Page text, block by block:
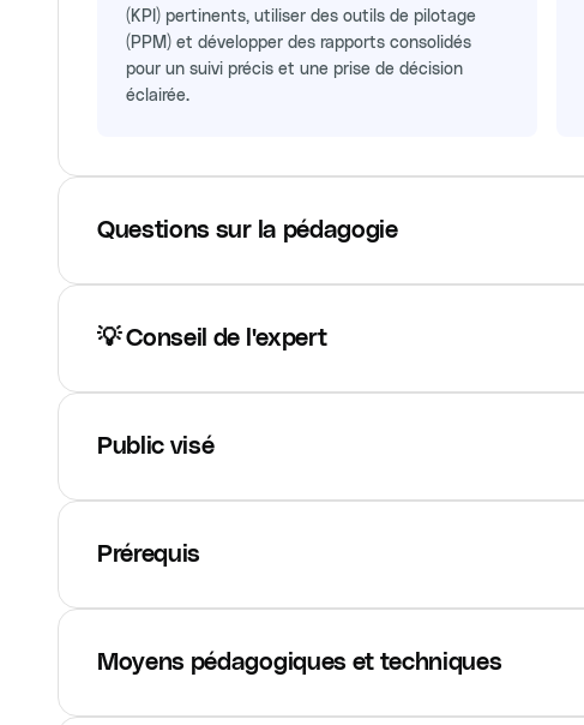
(KPI) pertinents, utiliser des outils de pilotage
(PPM) et développer des rapports consolidés
pour un suivi précis et une prise de décision
éclairée.
Questions sur la pédagogie
💡 Conseil de l'expert
Public visé
Prérequis
Moyens pédagogiques et techniques